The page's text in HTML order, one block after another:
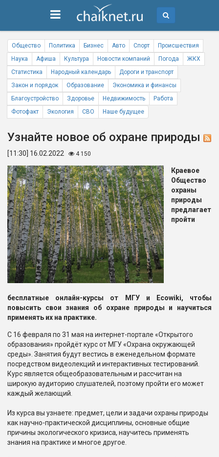
Общество Политика Бизнес Авто Спорт
Происшествия
Наука
Афиша Культура Новости компаний Погода
ЖКХ
Статистика
Народный календарь
Дороги и транспорт
Закон и порядок
Образование
Экономика и финансы
Благоустройство
Здоровье Недвижимость
Работа
Фотофакт
Экология СВО Наше будущее
Узнайте новое об охране природы
[11:30] 16.02.2022 4 150
Краевое
Общество
охраны
природы
предлагает
пройти
бесплатные онлайн-курсы от МГУ и Ecowiki, чтобы
повысить свои знания об охране природы и научиться
применять их на практике.
С 16 февраля по 31 мая на интернет-портале «Открытого
образования» пройдёт курс от МГУ «Охрана окружающей
среды». Занятия будут вестись в еженедельном формате
посредством видеолекций и интерактивных тестирований.
Курс является общеобразовательным и рассчитан на
широкую аудиторию слушателей, поэтому пройти его может
каждый желающий.
Из курса вы узнаете: предмет, цели и задачи охраны природы
как научно-практической дисциплины, основные общие
причины экологического кризиса, научитесь применять
знания на практике и многое другое.